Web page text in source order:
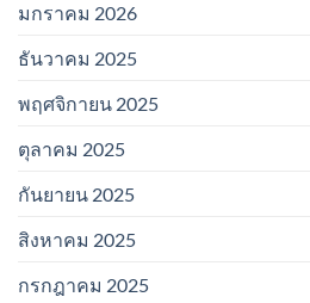
มกราคม 2026
ธันวาคม 2025
พฤศจิกายน 2025
ตุลาคม 2025
กันยายน 2025
สิงหาคม 2025
กรกฎาคม 2025